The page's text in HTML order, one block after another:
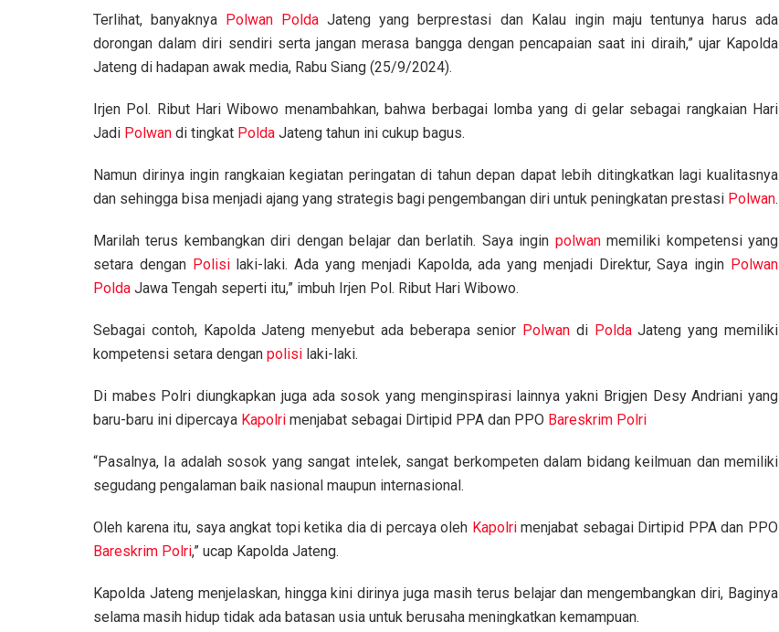
Terlihat, banyaknya Polwan Polda Jateng yang berprestasi dan Kalau ingin maju tentunya harus ada
dorongan dalam diri sendiri serta jangan merasa bangga dengan pencapaian saat ini diraih,” ujar Kapolda
Jateng di hadapan awak media, Rabu Siang (25/9/2024).
Irjen Pol. Ribut Hari Wibowo menambahkan, bahwa berbagai lomba yang di gelar sebagai rangkaian Hari
Jadi Polwan di tingkat Polda Jateng tahun ini cukup bagus.
Namun dirinya ingin rangkaian kegiatan peringatan di tahun depan dapat lebih ditingkatkan lagi kualitasnya
dan sehingga bisa menjadi ajang yang strategis bagi pengembangan diri untuk peningkatan prestasi Polwan.
Marilah terus kembangkan diri dengan belajar dan berlatih. Saya ingin polwanmemiliki kompetensi yang
setara dengan Polisilaki-laki. Ada yang menjadi Kapolda, ada yang menjadi Direktur, Saya ingin Polwan
Polda Jawa Tengah seperti itu,” imbuh Irjen Pol. Ribut Hari Wibowo.
Sebagai contoh, Kapolda Jateng menyebut ada beberapa senior Polwan di PoldaJateng yang memiliki
kompetensi setara dengan polisi laki-laki.
Di mabes Polri diungkapkan juga ada sosok yang menginspirasi lainnya yakni Brigjen Desy Andriani yang
baru-baru ini dipercaya Kapolri menjabat sebagai Dirtipid PPA dan PPO Bareskrim Polri
“Pasalnya, Ia adalah sosok yang sangat intelek, sangat berkompeten dalam bidang keilmuan dan memiliki
segudang pengalaman baik nasional maupun internasional.
Oleh karena itu, saya angkat topi ketika dia di percaya oleh Kapolrimenjabat sebagai Dirtipid PPA dan PPO
Bareskrim Polri,” ucap Kapolda Jateng.
Kapolda Jateng menjelaskan, hingga kini dirinya juga masih terus belajar dan mengembangkan diri, Baginya
selama masih hidup tidak ada batasan usia untuk berusaha meningkatkan kemampuan.